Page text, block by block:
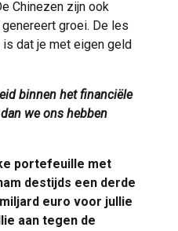
Chinezen zijn ook
groei. De les
is dat je met eigen geld
binnen het financiële
we ons hebben
portefeuille met
destijds een derde
euro voor jullie
aan tegen de